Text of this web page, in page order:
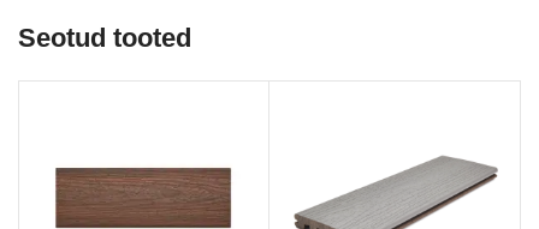
Seotud tooted